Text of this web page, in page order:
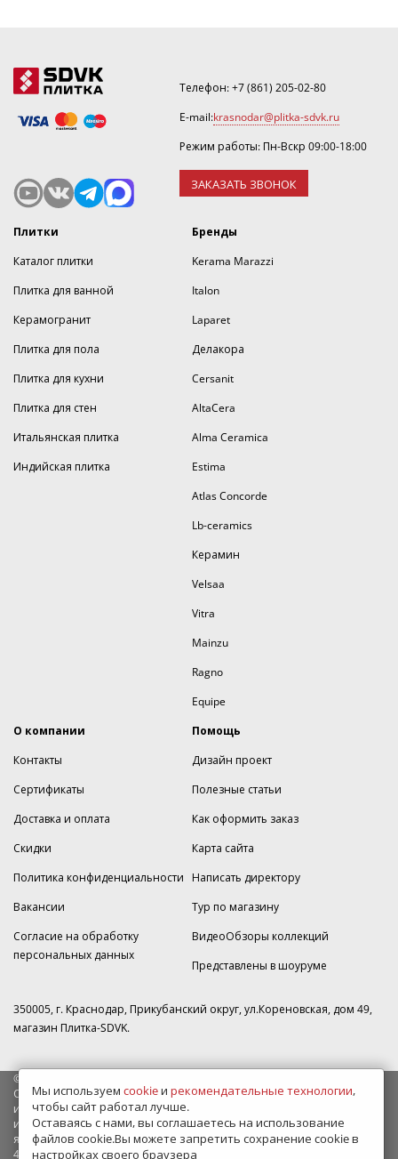
Телефон:+7 (861) 205-02-80
E-mail:krasnodar@plitka-sdvk.ru
Режим работы: Пн-Вскр 09:00-18:00
ЗАКАЗАТЬ ЗВОНОК
Плитки
Каталог плитки
Плитка для ванной
Керамогранит
Плитка для пола
Плитка для кухни
Плитка для стен
Итальянская плитка
Индийская плитка
Бренды
Kerama Marazzi
Italon
Laparet
Делакора
Cersanit
AltaCera
Alma Ceramica
Estima
Atlas Concorde
Lb-ceramics
Керамин
Velsaa
Vitra
Mainzu
Ragno
Equipe
О компании
Контакты
Сертификаты
Доставка и оплата
Скидки
Политика конфиденциальности
Вакансии
Согласие на обработку
персональных данных
Помощь
Дизайн проект
Полезные статьи
Как оформить заказ
Карта сайта
Написать директору
Тур по магазину
ВидеоОбзоры коллекций
Представлены в шоуруме
350005, г. Краснодар, Прикубанский округ, ул.Кореновская, дом 49,
магазин Плитка-SDVK.
© 2009—2026 г. Все права защищены
Обращаем Ваше внимание на то, что данный интернет-сайт носит
исключительно информационный характер и ни при каких условиях
информационные материалы и цены, размещенные на сайте, не
являются публичной офертой, определяемой положениями Статьи
437 Гражданского кодекса РФ.
Мы используем cookieи рекомендательные технологии,
чтобы сайт работал лучше.
Оставаясь с нами, вы соглашаетесь на использование
файлов cookie.Вы можете запретить сохранение cookie в
настройках своего браузера